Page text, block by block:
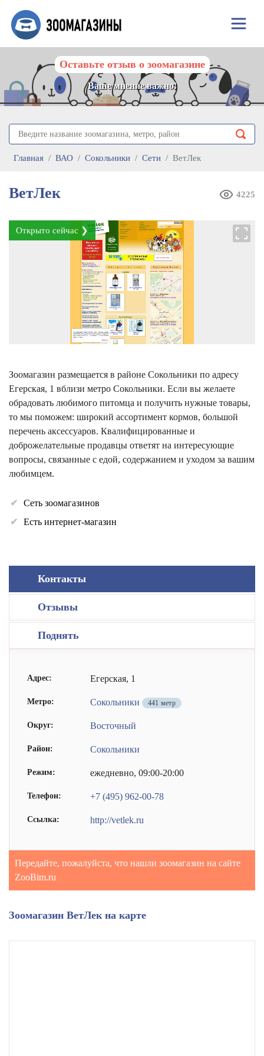
Оставьте отзыв о зоомагазине
Ваше мнение важно!
Главная ВАО Сокольники Сети ВетЛек
ВетЛек 4225
Открыто сейчас ❯
Зоомагазин размещается в районе Сокольники по адресу
Егерская, 1 вблизи метро Сокольники. Если вы желаете
обрадовать любимого питомца и получить нужные товары,
то мы поможем: широкий ассортимент кормов, большой
перечень аксессуаров. Квалифицированные и
доброжелательные продавцы ответят на интересующие
вопросы, связанные с едой, содержанием и уходом за вашим
любимцем.
Сеть зоомагазинов
Есть интернет-магазин
Контакты
Отзывы
Поднять
Адрес: Егерская, 1
Метро: Сокольники 441 метр
Округ: Восточный
Район: Сокольники
Режим: ежедневно, 09:00-20:00
Телефон: +7 (495) 962-00-78
Ссылка: http://vetlek.ru
Передайте, пожалуйста, что нашли зоомагазин на сайте
ZooBim.ru
Зоомагазин ВетЛек на карте